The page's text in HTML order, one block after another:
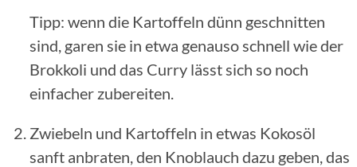
Tipp: wenn die Kartoffeln dünn geschnitten
sind, garen sie in etwa genauso schnell wie der
Brokkoli und das Curry lässt sich so noch
einfacher zubereiten.
Zwiebeln und Kartoffeln in etwas Kokosöl
sanft anbraten, den Knoblauch dazu geben, das